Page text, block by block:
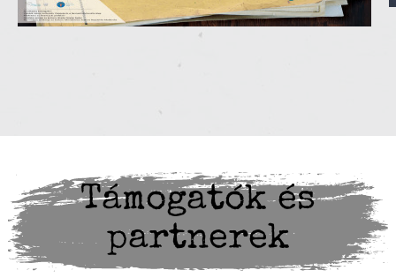
Támogatók és
partnerek